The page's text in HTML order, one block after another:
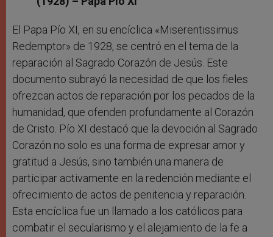
El Papa Pío XI, en su encíclica «Miserentissimus
Redemptor» de 1928, se centró en el tema de la
reparación al Sagrado Corazón de Jesús. Este
documento subrayó la necesidad de que los fieles
ofrezcan actos de reparación por los pecados de la
humanidad, que ofenden profundamente al Corazón
de Cristo. Pío XI destacó que la devoción al Sagrado
Corazón no solo es una forma de expresar amor y
gratitud a Jesús, sino también una manera de
participar activamente en la redención mediante el
ofrecimiento de actos de penitencia y reparación.
Esta encíclica fue un llamado a los católicos para
combatir el secularismo y el alejamiento de la fe a